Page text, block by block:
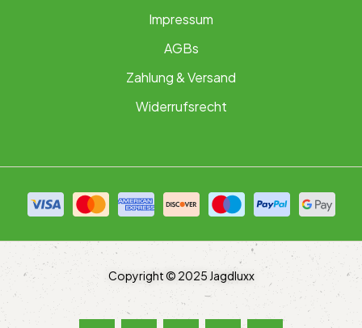
Impressum
AGBs
Zahlung & Versand
Widerrufsrecht
Copyright © 2025 Jagdluxx